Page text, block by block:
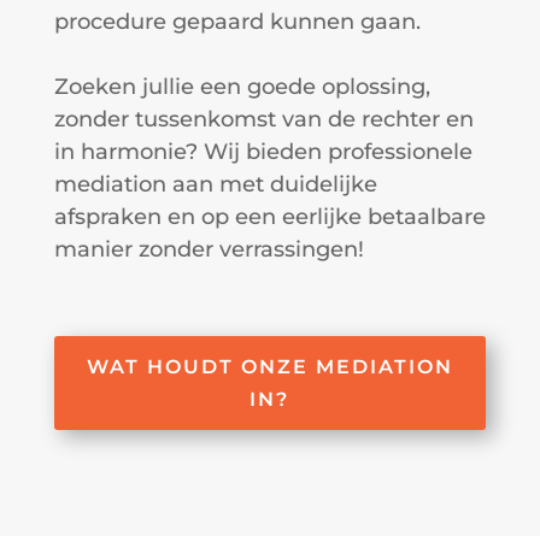
procedure gepaard kunnen gaan.
Zoeken jullie een goede oplossing,
zonder tussenkomst van de rechter en
in harmonie? Wij bieden professionele
mediation aan met duidelijke
afspraken en op een eerlijke betaalbare
manier zonder verrassingen!
WAT HOUDT ONZE MEDIATION
IN?